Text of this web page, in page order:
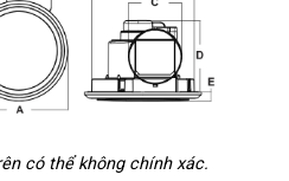
có thể không chính xác.